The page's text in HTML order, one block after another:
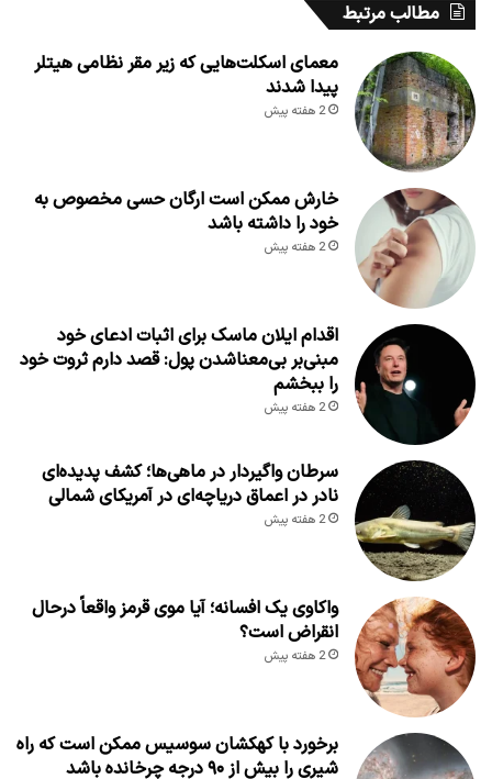
مطالب مرتبط
معمای اسکلت‌هایی که زیر مقر نظامی هیتلر
پیدا شدند
2 هفته پیش
خارش ممکن است ارگان حسی مخصوص به
خود را داشته باشد
2 هفته پیش
اقدام ایلان ماسک برای اثبات ادعای خود
مبنی‌بر بی‌معناشدن پول: قصد دارم ثروت خود
را ببخشم
2 هفته پیش
سرطان واگیردار در ماهی‌ها؛ کشف پدیده‌ای
نادر در اعماق دریاچه‌ای در آمریکای شمالی
2 هفته پیش
واکاوی یک افسانه؛ آیا موی قرمز واقعاً درحال
انقراض است؟
2 هفته پیش
برخورد با کهکشان سوسیس ممکن است که راه
شیری را بیش از ۹۰ درجه چرخانده باشد